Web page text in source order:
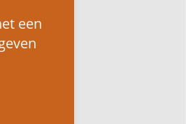
een